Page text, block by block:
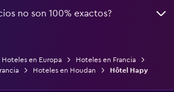
no son 100% exactos?
Hoteles en Europa
Hoteles en Francia
Hoteles en Houdan Hôtel Hapy